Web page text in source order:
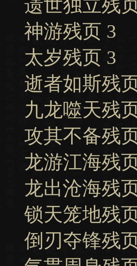
遗世独立残
神游残页 3
太岁残页 3
逝者如斯残
九龙噬天残
攻其不备残
龙游江海残
龙出沧海残
锁天笼地残
倒刃夺锋残